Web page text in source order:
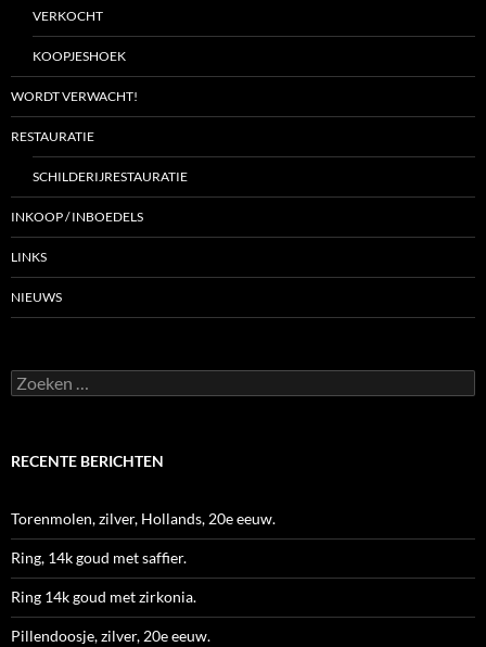
VERKOCHT
KOOPJESHOEK
WORDT VERWACHT!
RESTAURATIE
SCHILDERIJRESTAURATIE
INKOOP / INBOEDELS
LINKS
NIEUWS
Zoeken
naar:
RECENTE BERICHTEN
Torenmolen, zilver, Hollands, 20e eeuw.
Ring, 14k goud met saffier.
Ring 14k goud met zirkonia.
Pillendoosje, zilver, 20e eeuw.